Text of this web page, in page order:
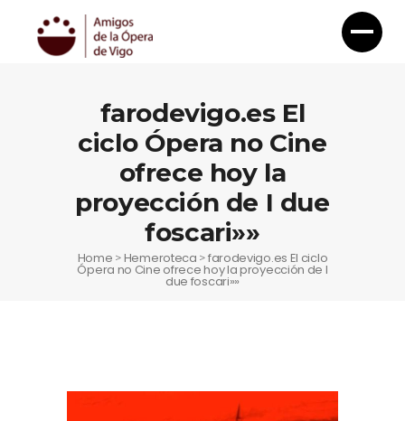
farodevigo.es El
ciclo Ópera no Cine
ofrece hoy la
proyección de I due
foscari»»
Home >Hemeroteca >farodevigo.es El ciclo
Ópera no Cine ofrece hoy la proyección de I
due foscari»»